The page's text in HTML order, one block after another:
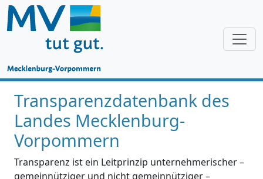
Transparenzdatenbank des
Landes Mecklenburg-
Vorpommern
Transparenz ist ein Leitprinzip unternehmerischer –
gemeinnütziger und nicht gemeinnütziger –